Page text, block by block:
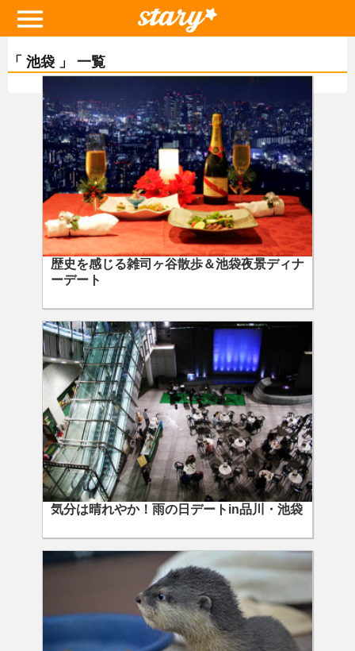
「 池袋 」 一覧
歴史を感じる雑司ヶ谷散歩＆池袋夜景ディナ
ーデート
気分は晴れやか！雨の日デートin品川・池袋